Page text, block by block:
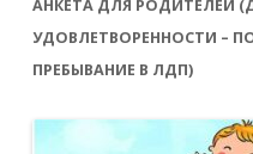
АНКЕТА ДЛЯ РОДИТЕЛЕЙ
УДОВЛЕТВОРЕННОСТИ –
ПРЕБЫВАНИЕ В ЛДП)